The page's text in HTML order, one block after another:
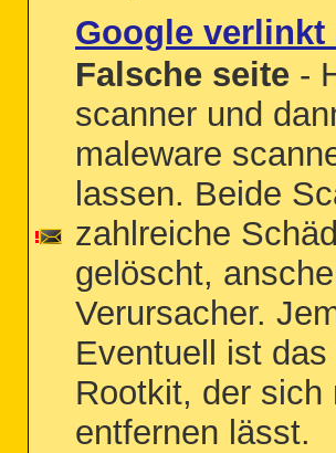
Google verlinkt
Falsche seite -
scanner und
maleware
lassen. Beide
zahlreiche
gelöscht,
Verursacher.
Eventuell ist
Rootkit, der
entfernen lässt.